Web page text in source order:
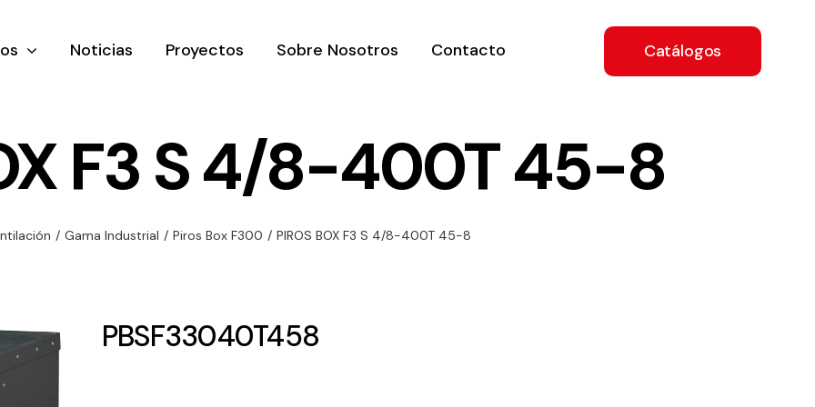
y
de
y
Ventilación
ventilación
Iluminación
Noticias Proyectos Sobre Nosotros Contacto Catálogos
F3 S 4/8-400T 45-8
/ Gama Industrial / Piros Box F300 / PIROS BOX F3 S 4/8-400T 45-8
PBSF33040T458